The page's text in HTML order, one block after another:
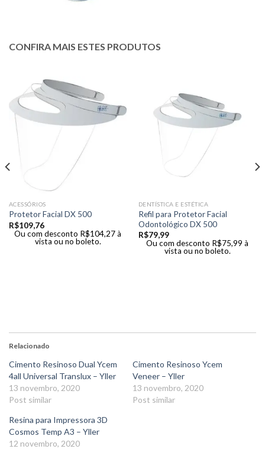
CONFIRA MAIS ESTES PRODUTOS
ACESSÓRIOS
Protetor Facial DX 500
R$109,76
Ou com desconto R$104,27à
vista ou no boleto.
DENTÍSTICA E ESTÉTICA
Refil para Protetor Facial
Odontológico DX 500
R$79,99
Ou com desconto R$75,99 à
vista ou no boleto.
Relacionado
Cimento Resinoso Dual Ycem
4all Universal Translux – Yller
13 novembro, 2020
Post similar
Cimento Resinoso Ycem
Veneer – Yller
13 novembro, 2020
Post similar
Resina para Impressora 3D
Cosmos Temp A3 – Yller
12 novembro, 2020